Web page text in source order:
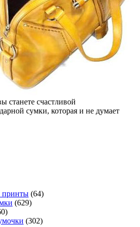
станете счастливой
сумки, которая и не думает
принты (64)
(629)
(302)